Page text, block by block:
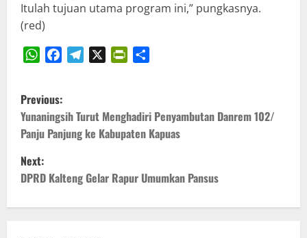
Itulah tujuan utama program ini,” pungkasnya.
(red)
P
o
s
t
n
Previous:
Yunaningsih Turut Menghadiri Penyambutan Danrem 102/
Panju Panjung ke Kabupaten Kapuas
Next:
DPRD Kalteng Gelar Rapur Umumkan Pansus